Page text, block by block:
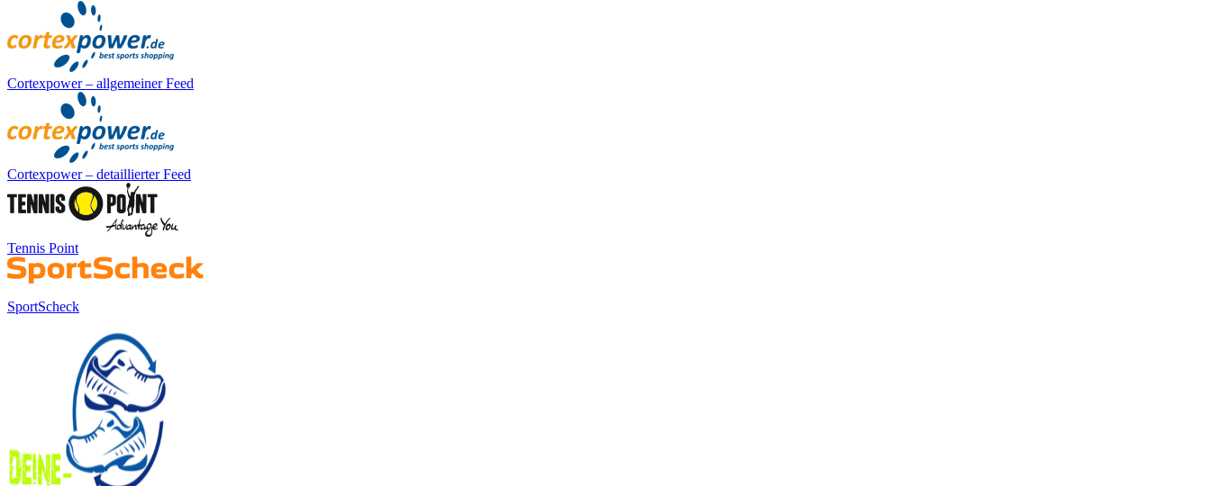
Cortexpower – allgemeiner Feed
Cortexpower – detaillierter Feed
Tennis Point
SportScheck